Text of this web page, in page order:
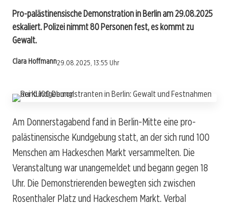
Pro-palästinensische Demonstration in Berlin am 29.08.2025
eskaliert. Polizei nimmt 80 Personen fest, es kommt zu
Gewalt.
Clara Hoffmann29.08.2025, 13:55 Uhr
Am Donnerstagabend fand in Berlin-Mitte eine pro-
palästinensische Kundgebung statt, an der sich rund 100
Menschen am Hackeschen Markt versammelten. Die
Veranstaltung war unangemeldet und begann gegen 18
Uhr. Die Demonstrierenden bewegten sich zwischen
Rosenthaler Platz und Hackeschem Markt. Verbal